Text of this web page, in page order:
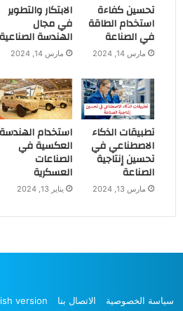
تحسين كفاءة
استخدام الطاقة
في الصناعة
مارس 14, 2024
الابتكار والتطوير
في مجال
الهندسة الصناعية
مارس 14, 2024
تطبيقات الذكاء
الاصطناعي في
تحسين إنتاجية
الصناعة
مارس 13, 2024
استخدام الهندسة
العكسية في
الصناعات
العسكرية
يناير 13, 2024
سياسة الخصوصية الاتصال بنا version